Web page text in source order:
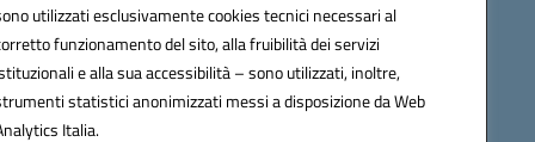
utilizzati esclusivamente cookies tecnici necessari al
funzionamento del sito, alla fruibilità dei servizi
e alla sua accessibilità – sono utilizzati, inoltre,
statistici anonimizzati messi a disposizione da Web
Italia.